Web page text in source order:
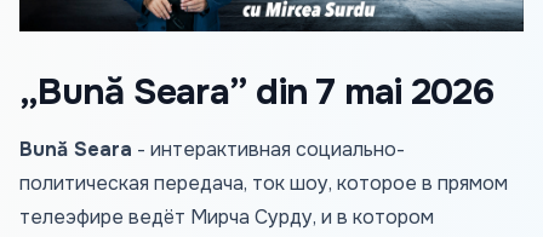
„Bună Seara” din 7 mai 2026
Bună Seara - интерактивная социально-
политическая передача, ток шоу, которое в прямом
телеэфире ведёт Мирча Сурду, и в котором